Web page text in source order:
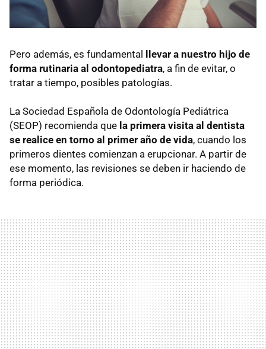
Pero además, es fundamental
llevar a nuestro hijo de
forma rutinaria al odontopediatra, a fin de evitar, o
tratar a tiempo, posibles patologías.
La Sociedad Española de Odontología Pediátrica
(SEOP) recomienda que la primera visita al dentista
se realice en torno al primer año de vida, cuando los
primeros dientes comienzan a erupcionar. A partir de
ese momento, las revisiones se deben ir haciendo de
forma periódica.